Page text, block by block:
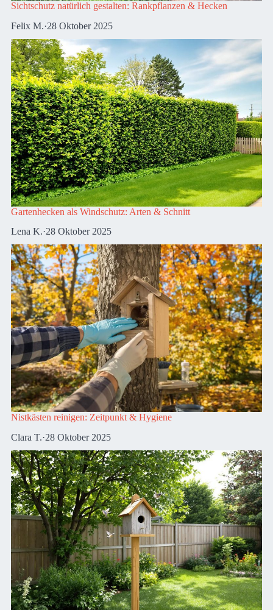
Sichtschutz natürlich gestalten: Rankpflanzen & Hecken
Felix M.·28 Oktober 2025
Gartenhecken als Windschutz: Arten & Schnitt
Lena K.·28 Oktober 2025
Nistkästen reinigen: Zeitpunkt & Hygiene
Clara T.·28 Oktober 2025